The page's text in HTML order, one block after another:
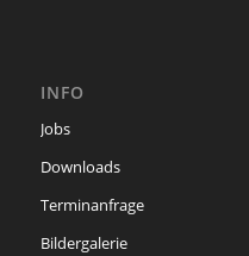
INFO
Jobs
Downloads
Terminanfrage
Bildergalerie